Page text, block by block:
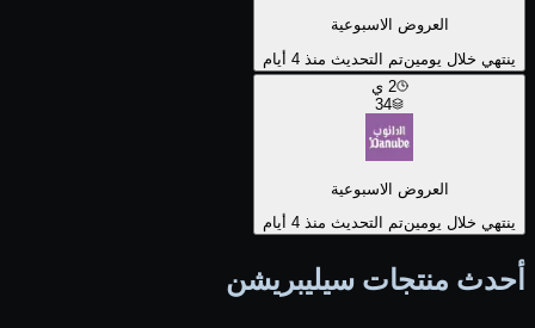
العروض الاسبوعية
ينتهي خلال يومينتم التحديث منذ 4 أيام
2 ي
34
العروض الاسبوعية
ينتهي خلال يومينتم التحديث منذ 4 أيام
أحدث منتجات سيليبريشن